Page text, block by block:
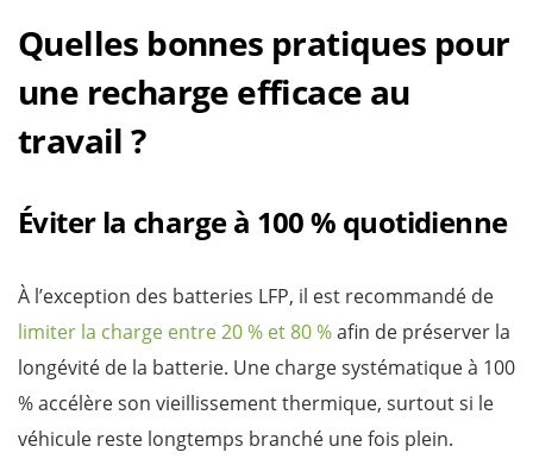
Quelles bonnes pratiques pour
une recharge efficace au
travail ?
Éviter la charge à 100 % quotidienne
À l’exception des batteries LFP, il est recommandé de
limiter la charge entre 20 % et 80 %afin de préserver la
longévité de la batterie. Une charge systématique à 100
% accélère son vieillissement thermique, surtout si le
véhicule reste longtemps branché une fois plein.